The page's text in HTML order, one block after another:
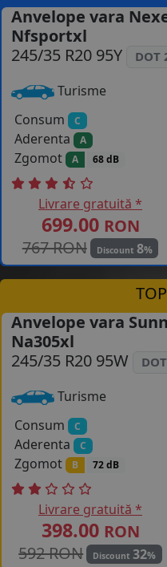
Anvelope vara
Nfsportxl
245/35 R20 95Y
DOT
Turisme
Consum
C
Aderenta A
Zgomot A 68 dB
Livrare gratuită *
699.00 RON
767 RON
Discount 8%
Anvelope vara
Na305xl
245/35 R20 95W
Turisme
Consum
C
Aderenta C
Zgomot B 72 dB
Livrare gratuită *
398.00 RON
592 RON
Discount 32%